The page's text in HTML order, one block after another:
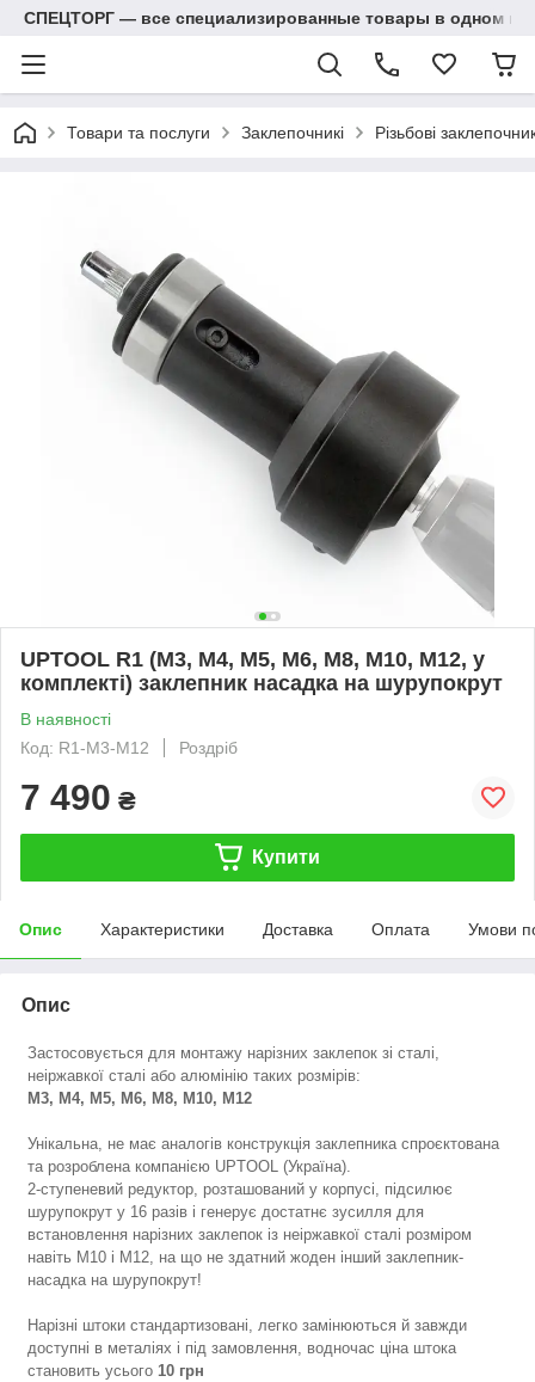
СПЕЦТОРГ — все специализированные товары в одном
Товари та послуги Заклепочникі Різьбові
UPTOOL R1 (М3, М4, М5, М6, М8, М10, М12, у
комплекті) заклепник насадка на шурупокрут
В наявності
Код: R1-M3-М12
Роздріб
7 490 ₴
Купити
Опис Характеристики Доставка Оплата Умови
Опис
Застосовується для монтажу нарізних заклепок зі сталі,
неіржавкої сталі або алюмінію таких розмірів:
М3, М4, М5, М6, М8, М10, М12
Унікальна, не має аналогів конструкція заклепника спроєктована
та розроблена компанією UPTOOL (Україна).
2-ступеневий редуктор, розташований у корпусі, підсилює
шурупокрут у 16 разів і генерує достатнє зусилля для
встановлення нарізних заклепок із неіржавкої сталі розміром
навіть М10 і М12, на що не здатний жоден інший заклепник-
насадка на шурупокрут!
Нарізні штоки стандартизовані, легко замінюються й завжди
доступні в металіях і під замовлення, водночас ціна штока
становить усього 10 грн